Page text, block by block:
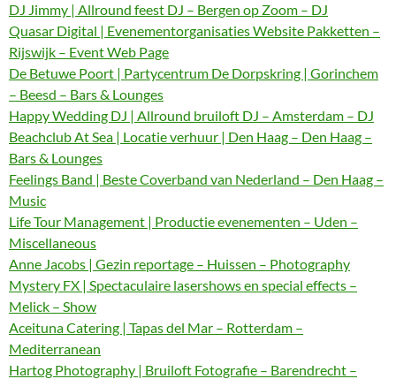
DJ Jimmy | Allround feest DJ – Bergen op Zoom – DJ
Quasar Digital | Evenementorganisaties Website Pakketten –
Rijswijk – Event Web Page
De Betuwe Poort | Partycentrum De Dorpskring | Gorinchem
– Beesd – Bars & Lounges
Happy Wedding DJ | Allround bruiloft DJ – Amsterdam – DJ
Beachclub At Sea | Locatie verhuur | Den Haag – Den Haag –
Bars & Lounges
Feelings Band | Beste Coverband van Nederland – Den Haag –
Music
Life Tour Management | Productie evenementen – Uden –
Miscellaneous
Anne Jacobs | Gezin reportage – Huissen – Photography
Mystery FX | Spectaculaire lasershows en special effects –
Melick – Show
Aceituna Catering | Tapas del Mar – Rotterdam –
Mediterranean
Hartog Photography | Bruiloft Fotografie – Barendrecht –